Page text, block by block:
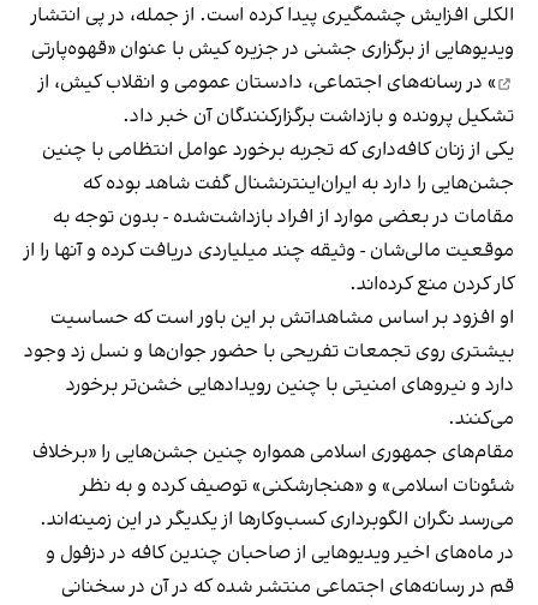
الکلی افزایش چشمگیری پیدا کرده است. از جمله، در پی انتشار
ویدیوهایی از برگزاری جشنی در جزیره کیش با عنوان «قهوه‌پارتی
» در رسانه‌های اجتماعی، دادستان عمومی و انقلاب کیش، از
تشکیل پرونده و بازداشت برگزارکنندگان آن خبر داد.
یکی از زنان کافه‌داری که تجربه برخورد عوامل انتظامی با چنین
جشن‌هایی را دارد به ایران‌اینترنشنال گفت شاهد بوده که
مقامات در بعضی موارد از افراد بازداشت‌‌شده - بدون توجه به
موقعیت مالی‌شان - وثیقه چند میلیاردی دریافت کرده و آنها را از
کار کردن منع کرده‌اند.
او افزود بر اساس مشاهداتش بر این باور است که حساسیت
بیشتری روی تجمعات تفریحی با حضور جوان‌ها و نسل زد وجود
دارد و نیروهای امنیتی با چنین رویدادهایی خشن‌تر برخورد
می‌کنند.
مقام‌های جمهوری اسلامی همواره چنین جشن‌هایی را «برخلاف
شئونات اسلامی» و «هنجارشکنی» توصیف کرده و به نظر
می‌رسد نگران الگوبرداری کسب‌وکارها از یکدیگر در این زمینه‌اند.
در ماه‌های اخیر ویدیوهایی از صاحبان چندین کافه در دزفول و
قم در رسانه‌های اجتماعی منتشر شده که در آن در سخنانی